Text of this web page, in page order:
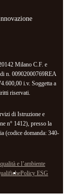
Milano C.F. e
n. 00902000769REA
i.v. Soggetta a
riservati.
di Istruzione e
n° 1412), presso la
(codice domanda: 340-
e l’ambiente
Policy ESG